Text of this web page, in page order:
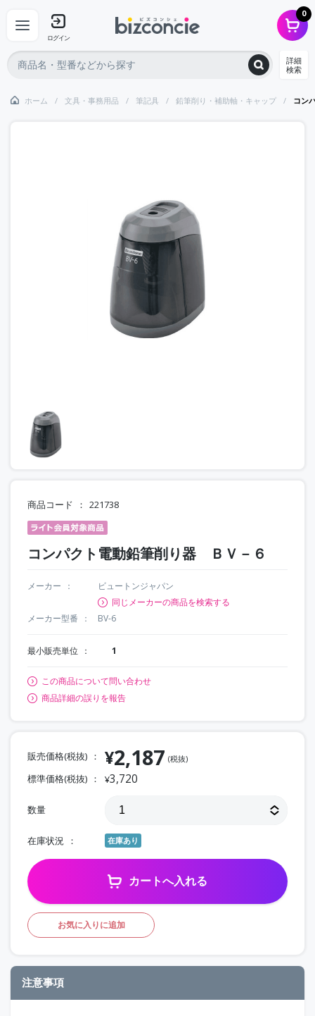
ログイン
0
詳細
検索
ホーム 文具・事務用品 筆記具 鉛筆削り・補助軸・キャップ コン
商品コード 221738
コンパクト電動鉛筆削り器 ＢＶ－６
メーカー
ビュートンジャパン
同じメーカーの商品を検索する
メーカー型番
BV-6
最小販売単位 1
この商品について問い合わせ
商品詳細の誤りを報告
販売価格(税抜) ¥2,187 (税抜)
標準価格(税抜) ¥3,720
数量
在庫状況 在庫あり
カートへ入れる
お気に入りに追加
注意事項